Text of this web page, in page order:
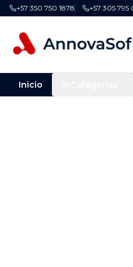
+57 350 750 1878 +57 305 795
Inicio